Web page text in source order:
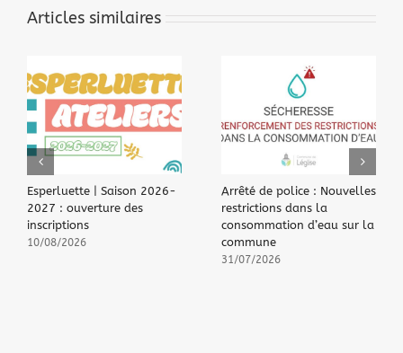
Articles similaires
Esperluette | Saison 2026-
2027 : ouverture des
inscriptions
10/08/2026
Arrêté de police : Nouvelles
restrictions dans la
consommation d’eau sur la
commune
31/07/2026